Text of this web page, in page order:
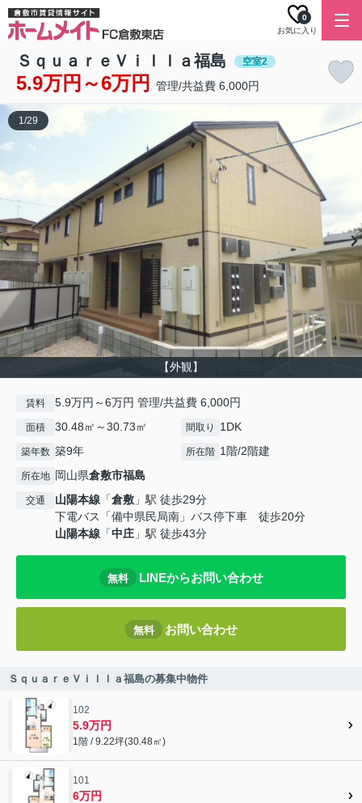
お気に入り
0
ＳｑｕａｒｅＶｉｌｌａ福島 空室2
5.9万円～6万円 管理/共益費 6,000円
【外観】
1/29
賃料 5.9万円～6万円 管理/共益費 6,000円
面積 30.48㎡～30.73㎡ 間取り 1DK
築年数 築9年 所在階 1階/2階建
所在地 岡山県倉敷市福島
交通 山陽本線 「倉敷 」駅 徒歩29分
下電バス「備中県民局南」バス停下車 徒歩20分
山陽本線 「中庄 」駅 徒歩43分
無料 LINEからお問い合わせ
無料 お問い合わせ
ＳｑｕａｒｅＶｉｌｌａ福島の募集中物件
102
5.9万円
1階 / 9.22坪(30.48㎡)
101
6万円